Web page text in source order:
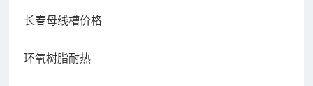
长春母线槽价格
环氧树脂耐热